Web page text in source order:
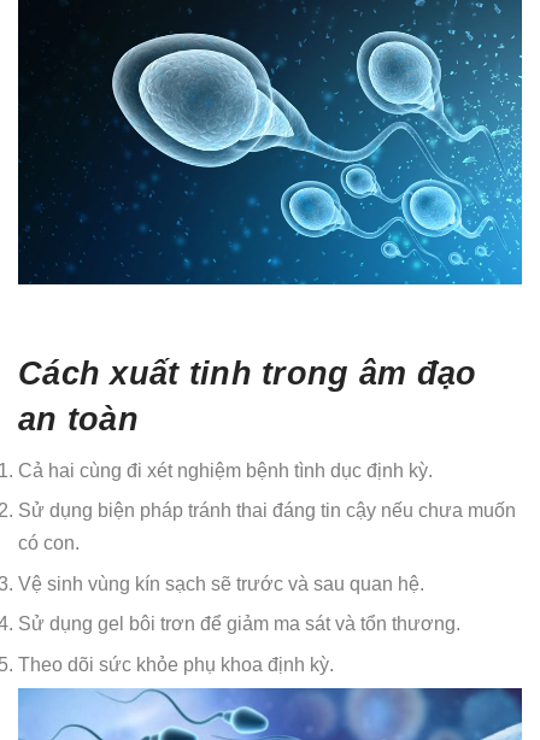
Cách xuất tinh trong âm đạo
an toàn
Cả hai cùng đi xét nghiệm bệnh tình dục định kỳ.
Sử dụng biện pháp tránh thai đáng tin cậy nếu chưa muốn
có con.
Vệ sinh vùng kín sạch sẽ trước và sau quan hệ.
Sử dụng gel bôi trơn để giảm ma sát và tổn thương.
Theo dõi sức khỏe phụ khoa định kỳ.